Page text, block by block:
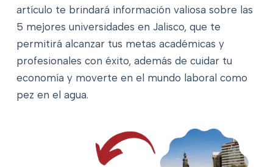
artículo te brindará información valiosa sobre las
5 mejores universidades en Jalisco, que te
permitirá alcanzar tus metas académicas y
profesionales con éxito, además de cuidar tu
economía y moverte en el mundo laboral como
pez en el agua.